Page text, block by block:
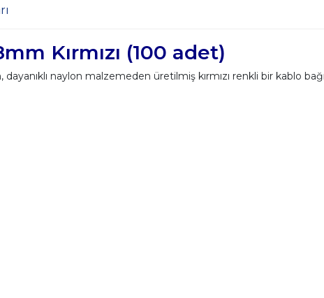
Kırmızı (100 adet)
naylon malzemeden üretilmiş kırmızı renkli bir kablo